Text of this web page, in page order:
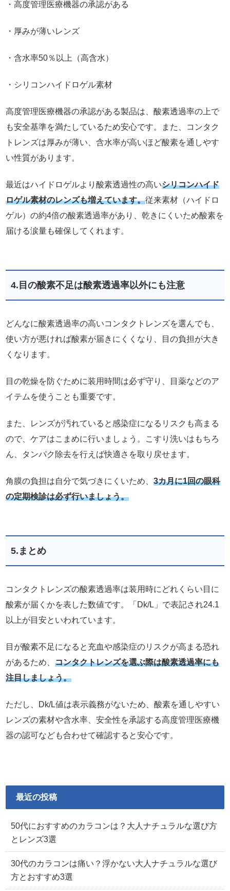
・高度管理医療機器の承認がある
・厚みが薄いレンズ
・含水率50％以上（高含水）
・シリコンハイドロゲル素材
高度管理医療機器の承認がある製品は、酸素透過率の上で
も安全基準を満たしているため安心です。また、コンタク
トレンズは厚みが薄い、含水率が高いほど酸素を通しやす
い性質があります。
最近はハイドロゲルより酸素透過性の高いシリコンハイド
ロゲル素材のレンズも増えています。従来素材（ハイドロ
ゲル）の約4倍の酸素透過率があり、乾きにくいため酸素を
届ける涙量も確保してくれます。
4.目の酸素不足は酸素透過率以外にも注意
どんなに酸素透過率の高いコンタクトレンズを選んでも、
使い方が悪ければ酸素が届きにくくなり、目の負担が大き
くなります。
目の乾燥を防ぐために装用時間は必ず守り、目薬などのア
イテムを使うことも重要です。
また、レンズが汚れていると感染症になるリスクも高まる
ので、ケアはこまめに行いましょう。こすり洗いはもちろ
ん、タンパク除去を行えば快適さを取り戻せます。
角膜の負担は自分で気づきにくいため、 3カ月に1回の眼科
の定期検診は必ず行いましょう。
5.まとめ
コンタクトレンズの酸素透過率は装用時にどれくらい目に
酸素が届くかを表した数値です。「Dk/L」で表記され24.1
以上が目安といわれています。
目が酸素不足になると充血や感染症のリスクが高まる恐れ
があるため、 コンタクトレンズを選ぶ際は酸素透過率にも
注目しましょう。
ただし、Dk/L値は表示義務がないため、酸素を通しやすい
レンズの素材や含水率、安全性を承認する高度管理医療機
器の認可なども合わせて確認すると安心です。
最近の投稿
50代におすすめのカラコンは？大人ナチュラルな選び方
とレンズ3選
30代のカラコンは痛い？浮かない大人ナチュラルな選び
方とおすすめ3選